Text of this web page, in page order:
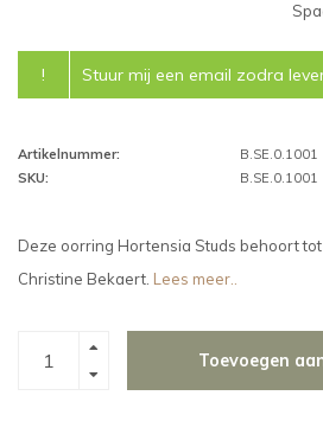
! Stuur mij een email zodra
Artikelnummer:
B.SE.0.1001
SKU:
B.SE.0.1001
Deze oorring Hortensia Studs behoort
Christine Bekaert. Lees meer..
Toevoegen